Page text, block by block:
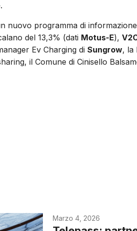
nuovo programma di
del 13,3% (dati Motus-E),
Ev Charging di Sungrow, la
il Comune di Cinisello
Marzo 4, 2026